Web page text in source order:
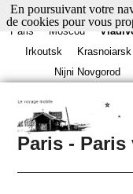
Paris Moscou
Irkoutsk
Krasnoiarsk
Nijni Novgorod
Paris - Paris
En poursuivant votre
de cookies pour vous